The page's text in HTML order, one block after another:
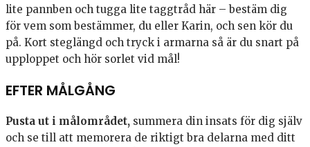
lite pannben och tugga lite taggtråd här – bestäm dig
för vem som bestämmer, du eller Karin, och sen kör du
på. Kort steglängd och tryck i armarna så är du snart på
upploppet och hör sorlet vid mål!
EFTER MÅLGÅNG
Pusta ut i målområdet, summera din insats för dig själv
och se till att memorera de riktigt bra delarna med ditt